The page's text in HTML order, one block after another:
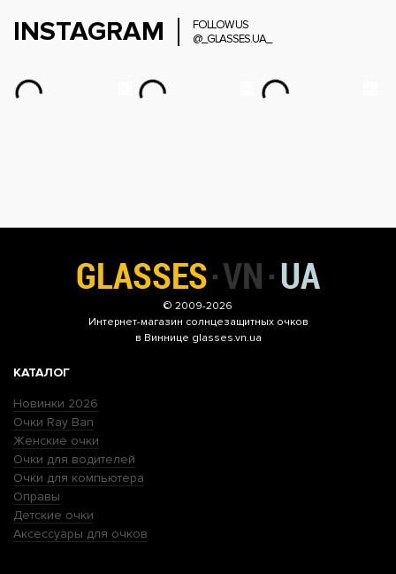
INSTAGRAM
FOLLOW US
@_GLASSES.UA_
© 2009-2026
Интернет-магазин солнцезащитных очков
в Виннице glasses.vn.ua
КАТАЛОГ
Новинки 2026
Очки Ray Ban
Женские очки
Очки для водителей
Очки для компьютера
Оправы
Детские очки
Аксессуары для очков